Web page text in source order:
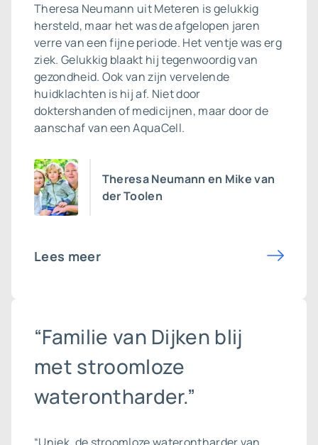
Theresa Neumann uit Meteren is gelukkig
hersteld, maar het was de afgelopen jaren
verre van een fijne periode. Het ventje was erg
ziek. Gelukkig blaakt hij tegenwoordig van
gezondheid. Ook van zijn vervelende
huidklachten is hij af. Niet door
doktershanden of medicijnen, maar door de
aanschaf van een AquaCell.
Theresa Neumann en Mike van
der Toolen
Lees meer
“Familie van Dijken blij
met stroomloze
waterontharder.”